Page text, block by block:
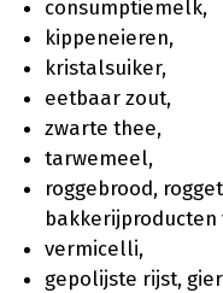
consumptiemelk,
kippeneieren,
kristalsuiker,
eetbaar zout,
zwarte thee,
tarwemeel,
roggebrood,
vermicelli,
gepolijste rijst,